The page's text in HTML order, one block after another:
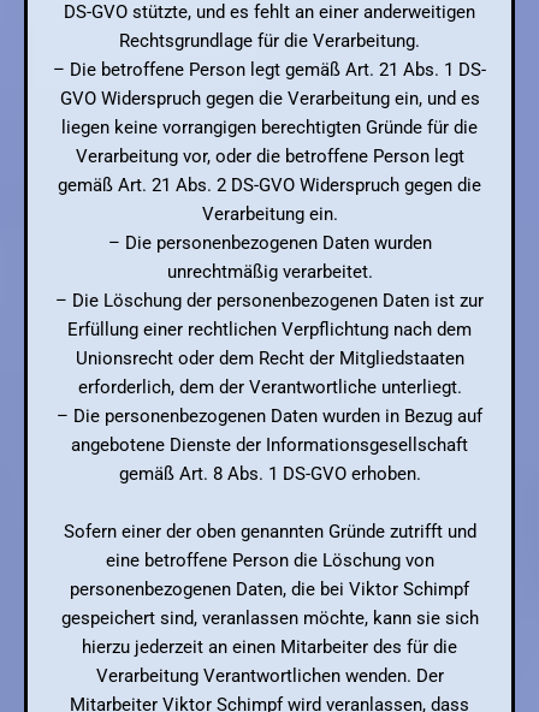
DS-GVO stützte, und es fehlt an einer anderweitigen
Rechtsgrundlage für die Verarbeitung.
– Die betroffene Person legt gemäß Art. 21 Abs. 1 DS-
GVO Widerspruch gegen die Verarbeitung ein, und es
liegen keine vorrangigen berechtigten Gründe für die
Verarbeitung vor, oder die betroffene Person legt
gemäß Art. 21 Abs. 2 DS-GVO Widerspruch gegen die
Verarbeitung ein.
– Die personenbezogenen Daten wurden
unrechtmäßig verarbeitet.
– Die Löschung der personenbezogenen Daten ist zur
Erfüllung einer rechtlichen Verpflichtung nach dem
Unionsrecht oder dem Recht der Mitgliedstaaten
erforderlich, dem der Verantwortliche unterliegt.
– Die personenbezogenen Daten wurden in Bezug auf
angebotene Dienste der Informationsgesellschaft
gemäß Art. 8 Abs. 1 DS-GVO erhoben.
Sofern einer der oben genannten Gründe zutrifft und
eine betroffene Person die Löschung von
personenbezogenen Daten, die bei Viktor Schimpf
gespeichert sind, veranlassen möchte, kann sie sich
hierzu jederzeit an einen Mitarbeiter des für die
Verarbeitung Verantwortlichen wenden. Der
Mitarbeiter Viktor Schimpf wird veranlassen, dass